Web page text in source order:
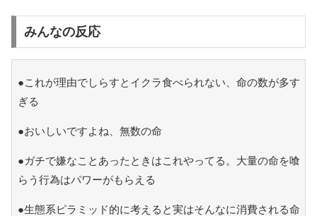
みんなの反応
●これが理由でしらすとイクラ食べられない、命の数が多す
ぎる
●おいしいですよね、無数の命
●ガチで嫌なことあったときはこれやってる。大量の命を喰
らう行為はパワーがもらえる
●生態系ピラミッド的に考えると実はそんなに消費される命